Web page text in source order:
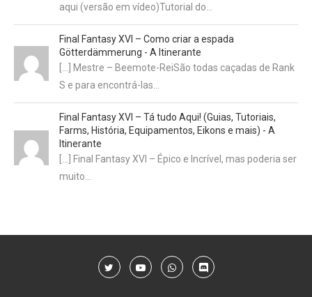
aqui (versão em vídeo)Tutorial do…
Final Fantasy XVI – Como criar a espada
Götterdämmerung - A Itinerante
[…] Mestre – Beemote-ReiSão todas caçadas de Rank
S e para encontrá-las…
Final Fantasy XVI – Tá tudo Aqui! (Guias, Tutoriais,
Farms, História, Equipamentos, Eikons e mais) - A
Itinerante
[…] Final Fantasy XVI – Épico e Incrível, mas poderia ser
muito…